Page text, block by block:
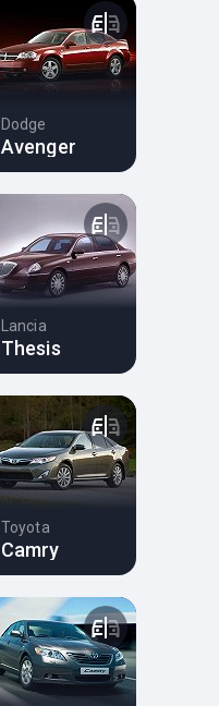
Dodge
Avenger
Lancia
Thesis
Toyota
Camry